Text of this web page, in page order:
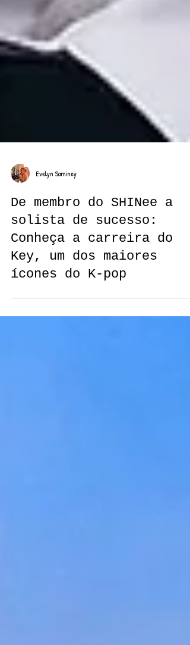
Evelyn Saminey
De membro do SHINee a
solista de sucesso:
Conheça a carreira do
Key, um dos maiores
ícones do K-pop